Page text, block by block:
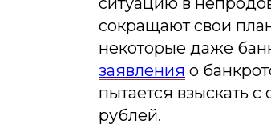
сокращают свои
некоторые даже
заявления о
пытается взыскать
рублей.